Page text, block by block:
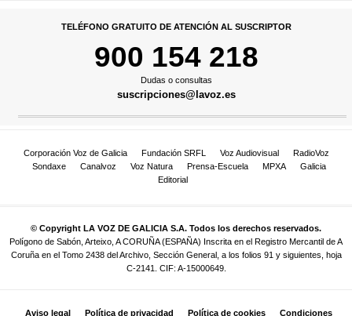
TELÉFONO GRATUITO DE ATENCIÓN AL SUSCRIPTOR
900 154 218
Dudas o consultas
suscripciones@lavoz.es
Corporación Voz de Galicia Fundación SRFL Voz Audiovisual
RadioVoz
Sondaxe
Canalvoz Voz Natura Prensa-Escuela MPXA
Galicia
Editorial
© Copyright LA VOZ DE GALICIA S.A. Todos los derechos reservados.
Polígono de Sabón, Arteixo, A CORUÑA (ESPAÑA) Inscrita en el Registro Mercantil de A
Coruña en el Tomo 2438 del Archivo, Sección General, a los folios 91 y siguientes, hoja
C-2141. CIF: A-15000649.
Aviso legal Política de privacidad Política de cookies Condiciones